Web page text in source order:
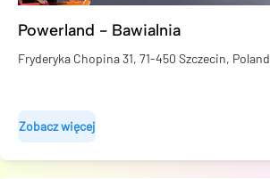
Powerland - Bawialnia
Fryderyka Chopina 31, 71-450 Szczecin, Poland
Zobacz więcej